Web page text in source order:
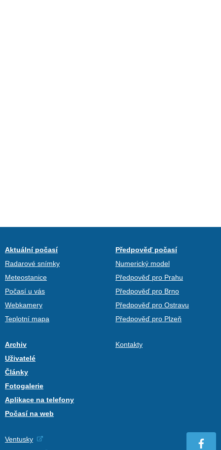
Aktuální počasí
Radarové snímky
Meteostanice
Počasí u vás
Webkamery
Teplotní mapa
Předpověď počasí
Numerický model
Předpověď pro Prahu
Předpověď pro Brno
Předpověď pro Ostravu
Předpověď pro Plzeň
Archiv
Uživatelé
Články
Fotogalerie
Aplikace na telefony
Počasí na web
Kontakty
Ventusky